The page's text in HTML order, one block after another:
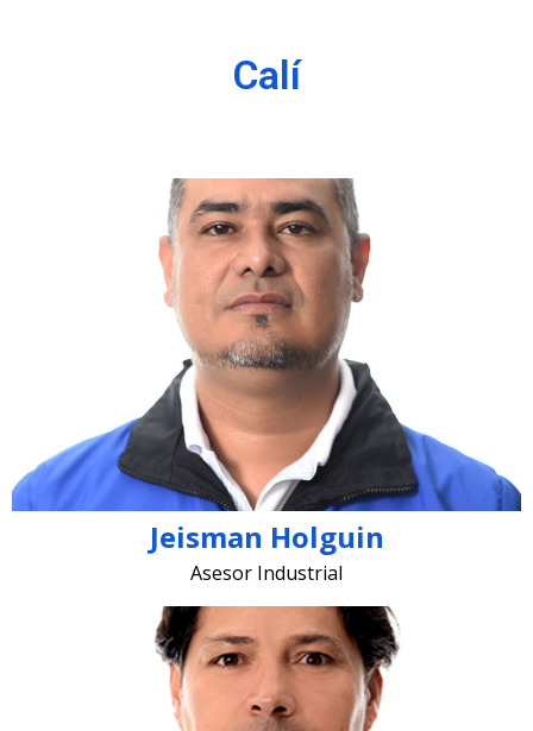
Calí
jeisman.holguin @lugohermanos.com
Jeisman Holguin
Asesor Industrial